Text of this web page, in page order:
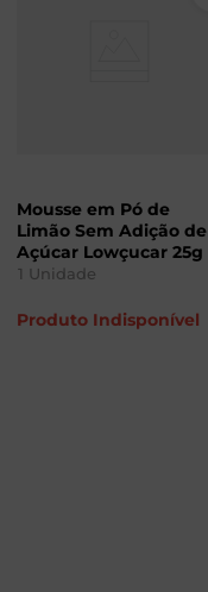
Produto Indisponível
Mousse em Pó de
Limão Sem Adição de
Açúcar Lowçucar 25g
1 Unidade